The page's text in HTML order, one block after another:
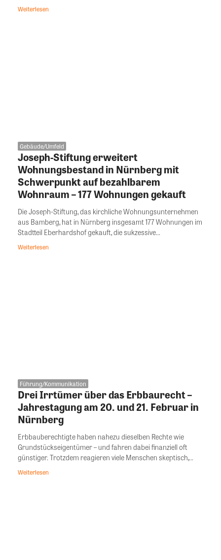
Weiterlesen
Gebäude/Umfeld
Joseph-Stiftung erweitert
Wohnungsbestand in Nürnberg mit
Schwerpunkt auf bezahlbarem
Wohnraum – 177 Wohnungen gekauft
Die Joseph-Stiftung, das kirchliche Wohnungsunternehmen
aus Bamberg, hat in Nürnberg insgesamt 177 Wohnungen im
Stadtteil Eberhardshof gekauft, die sukzessive...
Weiterlesen
Führung/Kommunikation
Drei Irrtümer über das Erbbaurecht –
Jahrestagung am 20. und 21. Februar in
Nürnberg
Erbbauberechtigte haben nahezu dieselben Rechte wie
Grundstückseigentümer – und fahren dabei finanziell oft
günstiger. Trotzdem reagieren viele Menschen skeptisch,...
Weiterlesen